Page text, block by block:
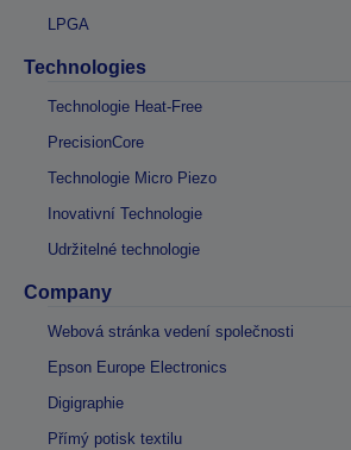
LPGA
Technologies
Technologie Heat-Free
PrecisionCore
Technologie Micro Piezo
Inovativní Technologie
Udržitelné technologie
Company
Webová stránka vedení společnosti
Epson Europe Electronics
Digigraphie
Přímý potisk textilu